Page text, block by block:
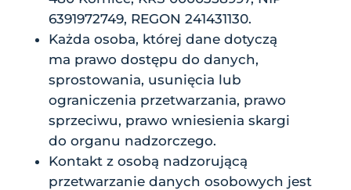
6391972749, REGON 241431130.
Każda osoba, której dane dotyczą
ma prawo dostępu do danych,
sprostowania, usunięcia lub
ograniczenia przetwarzania, prawo
sprzeciwu, prawo wniesienia skargi
do organu nadzorczego.
Kontakt z osobą nadzorującą
przetwarzanie danych osobowych jest